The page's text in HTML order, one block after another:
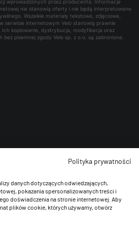
wprowadzonych przez producenta. Informacje
nie stanowią oferty i nie będą interpretowane
Wszelkie materiały tekstowe, zdjęciowe,
serwisie internetowym Velo stanowią prawnie
Ich kopiowanie, dystrybucja, modyfikacja oraz
pisemnej zgody Velo sp. z o.o. są zabronione.
Polityka prywatności
danych dotyczących odwiedzających,
pokazania spersonalizowanych treści i
doświadczenia na stronie internetowej. Aby
plików cookie, których używamy, otwórz